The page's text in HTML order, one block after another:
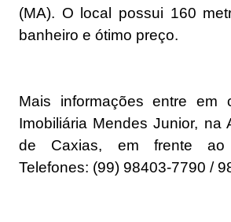
(MA). O local possui 160
banheiro e ótimo preço.
Mais informações entre em
Imobiliária Mendes Junior, na
de Caxias, em frente ao
Telefones: (99) 98403-7790 /